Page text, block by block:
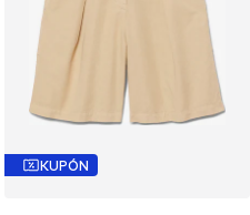
KUPÓN